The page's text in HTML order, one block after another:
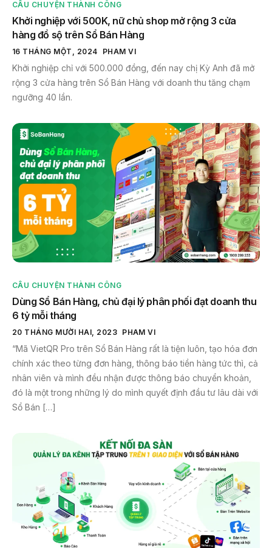
CÂU CHUYỆN THÀNH CÔNG
Khởi nghiệp với 500K, nữ chủ shop mở rộng 3 cửa
hàng đồ sộ trên Sổ Bán Hàng
16 THÁNG MỘT, 2024 PHAM VI
Khởi nghiệp chỉ với 500.000 đồng, đến nay chị Kỳ Anh đã mở
rộng 3 cửa hàng trên Sổ Bán Hàng với doanh thu tăng chạm
ngưỡng 40 lần.
CÂU CHUYỆN THÀNH CÔNG
Dùng Sổ Bán Hàng, chủ đại lý phân phối đạt doanh thu
6 tỷ mỗi tháng
20 THÁNG MƯỜI HAI, 2023 PHAM VI
“Mã VietQR Pro trên Sổ Bán Hàng rất là tiện luôn, tạo hóa đơn
chính xác theo từng đơn hàng, thông báo tiền hàng tức thì, cả
nhân viên và mình đều nhận được thông báo chuyển khoản,
đó là một trong những lý do mình quyết định đầu tư lâu dài với
Sổ Bán […]